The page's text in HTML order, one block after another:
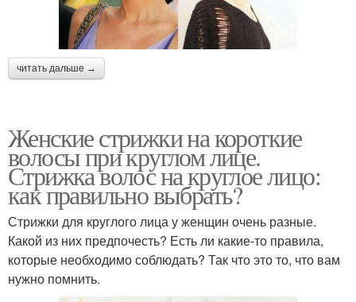
читать дальше →
Женские стрижки на короткие
волосы при круглом лице.
Стрижка волос на круглое лицо:
как правильно выбрать?
Стрижки для круглого лица у женщин очень разные.
Какой из них предпочесть? Есть ли какие-то правила,
которые необходимо соблюдать? Так что это то, что вам
нужно помнить.